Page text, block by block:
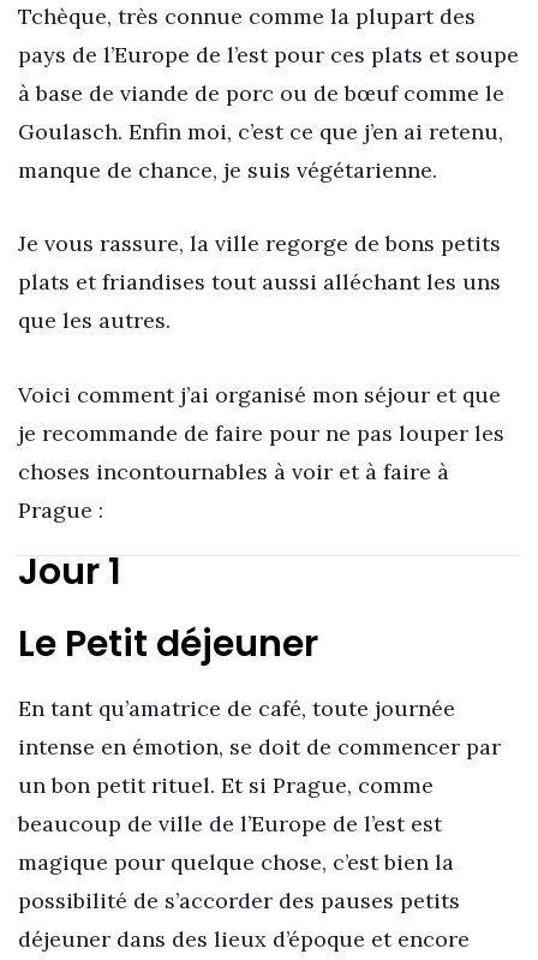
Tchèque, très connue comme la plupart des
pays de l’Europe de l’est pour ces plats et soupe
à base de viande de porc ou de bœuf comme le
Goulasch. Enfin moi, c’est ce que j’en ai retenu,
manque de chance, je suis végétarienne.
Je vous rassure, la ville regorge de bons petits
plats et friandises tout aussi alléchant les uns
que les autres.
Voici comment j’ai organisé mon séjour et que
je recommande de faire pour ne pas louper les
choses incontournables à voir et à faire à
Prague :
Jour 1
Le Petit déjeuner
En tant qu’amatrice de café, toute journée
intense en émotion, se doit de commencer par
un bon petit rituel. Et si Prague, comme
beaucoup de ville de l’Europe de l’est est
magique pour quelque chose, c’est bien la
possibilité de s’accorder des pauses petits
déjeuner dans des lieux d’époque et encore